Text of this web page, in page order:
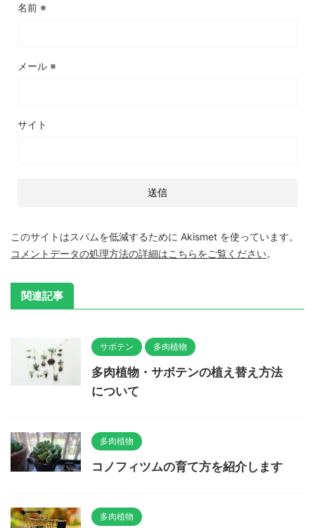
名前 ※
メール ※
サイト
このサイトはスパムを低減するために Akismet を使っています。
コメントデータの処理方法の詳細はこちらをご覧ください。
関連記事
サボテン 多肉植物
多肉植物・サボテンの植え替え方法
について
多肉植物
コノフィツムの育て方を紹介します
多肉植物